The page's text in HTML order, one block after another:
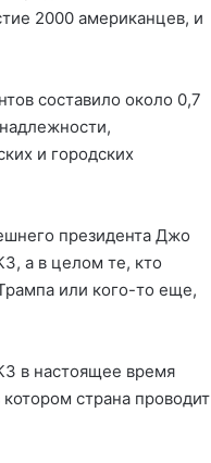
2000 американцев, и
составило около 0,7
и городских
президента Джо
а в целом те, кто
или кого-то еще,
в настоящее время
страна проводит